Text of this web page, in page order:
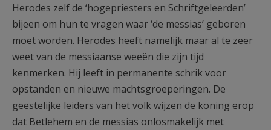
Herodes zelf de ‘hogepriesters en Schriftgeleerden’
bijeen om hun te vragen waar ‘de messias’ geboren
moet worden. Herodes heeft namelijk maar al te zeer
weet van de messiaanse weeën die zijn tijd
kenmerken. Hij leeft in permanente schrik voor
opstanden en nieuwe machtsgroeperingen. De
geestelijke leiders van het volk wijzen de koning erop
dat Betlehem en de messias onlosmakelijk met